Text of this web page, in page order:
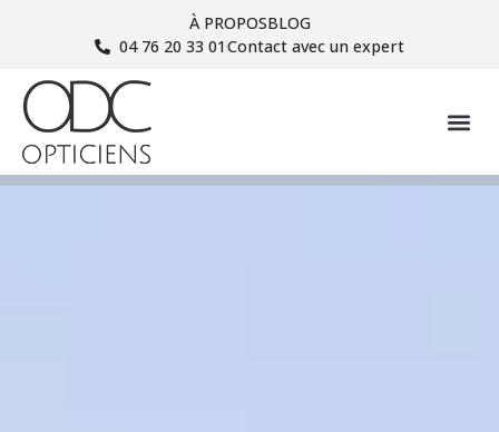
À PROPOSBLOG
04 76 20 33 01Contact avec un expert